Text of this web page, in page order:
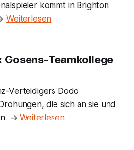
kommt in Brighton
Weiterlesen
Gosens-Teamkollege
Verteidigers Dodo
die sich an sie und
→Weiterlesen